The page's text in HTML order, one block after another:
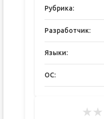
Рубрика:
Разработчик:
Языки:
ОС:
★★